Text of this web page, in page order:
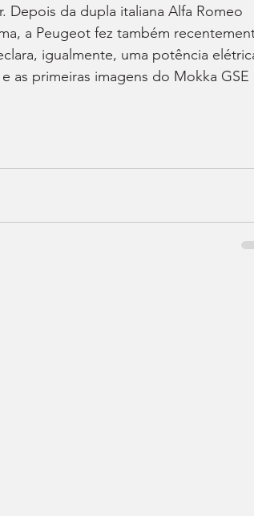
Depois da dupla italiana Alfa Romeo
a Peugeot fez também
igualmente, uma potência
as primeiras imagens do Mokka GSE